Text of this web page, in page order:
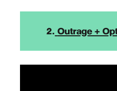
2.Outrage +